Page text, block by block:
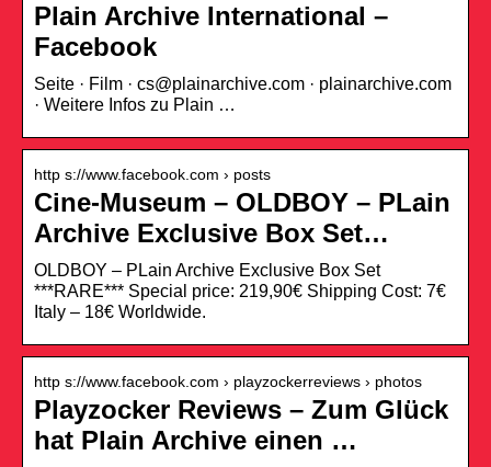
Plain Archive International –
Facebook
Seite · Film · cs@plainarchive.com · plainarchive.com
· Weitere Infos zu Plain …
http s://www.facebook.com › posts
Cine-Museum – OLDBOY – PLain
Archive Exclusive Box Set…
OLDBOY – PLain Archive Exclusive Box Set
***RARE*** Special price: 219,90€ Shipping Cost: 7€
Italy – 18€ Worldwide.
http s://www.facebook.com › playzockerreviews › photos
Playzocker Reviews – Zum Glück
hat Plain Archive einen …